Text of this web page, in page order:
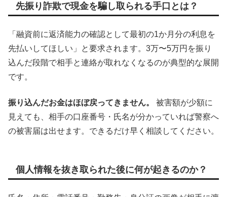
先振り詐欺で現金を騙し取られる手口とは？
「融資前に返済能力の確認として最初の1か月分の利息を
先払いしてほしい」と要求されます。3万〜5万円を振り
込んだ段階で相手と連絡が取れなくなるのが典型的な展開
です。
振り込んだお金はほぼ戻ってきません。
被害額が少額に
見えても、相手の口座番号・氏名が分かっていれば警察へ
の被害届は出せます。できるだけ早く相談してください。
個人情報を抜き取られた後に何が起きるのか？